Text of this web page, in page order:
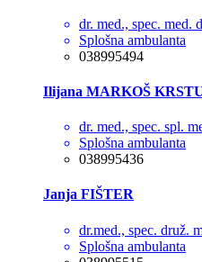
dr. med., spec. med.
Splošna ambulanta
038995494
Ilijana MARKOŠ
dr. med., spec. spl.
Splošna ambulanta
038995436
Janja FIŠTER
dr.med., spec. druž.
Splošna ambulanta